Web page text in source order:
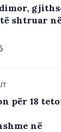
të shtruar
për 18
në